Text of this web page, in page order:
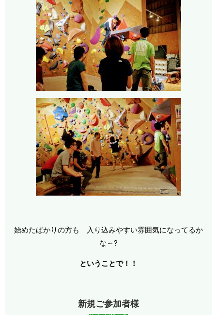
始めたばかりの方も 入り込みやすい雰囲気になってるか
な～?
ということで！！
新規ご参加者様